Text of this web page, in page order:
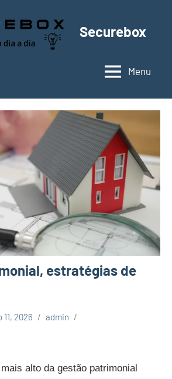
Securebox
Menu
estratégias de
11, 2026 admin
alto da gestão patrimonial